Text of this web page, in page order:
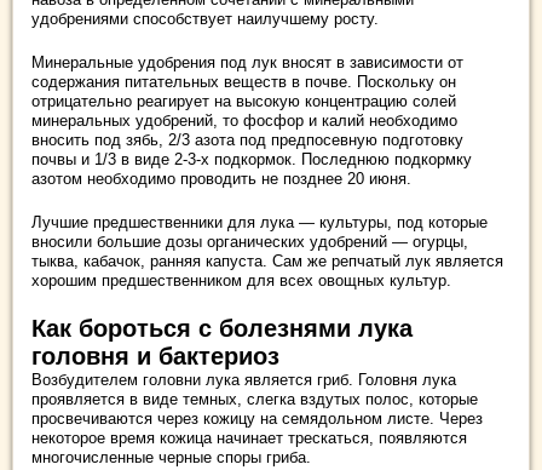
удобрениями способствует наилучшему росту.
Минеральные удобрения под лук вносят в зависимости от
содержания питательных веществ в почве. Поскольку он
отрицательно реагирует на высокую концентрацию солей
минеральных удобрений, то фосфор и калий необходимо
вносить под зябь, 2/3 азота под предпосевную подготовку
почвы и 1/3 в виде 2-3-х подкормок. Последнюю подкормку
азотом необходимо проводить не позднее 20 июня.
Лучшие предшественники для лука — культуры, под которые
вносили большие дозы органических удобрений — огурцы,
тыква, кабачок, ранняя капуста. Сам же репчатый лук является
хорошим предшественником для всех овощных культур.
Как бороться с болезнями лука
головня и бактериоз
Возбудителем головни лука является гриб. Головня лука
проявляется в виде темных, слегка вздутых полос, которые
просвечиваются через кожицу на семядольном листе. Через
некоторое время кожица начинает трескаться, появляются
многочисленные черные споры гриба.